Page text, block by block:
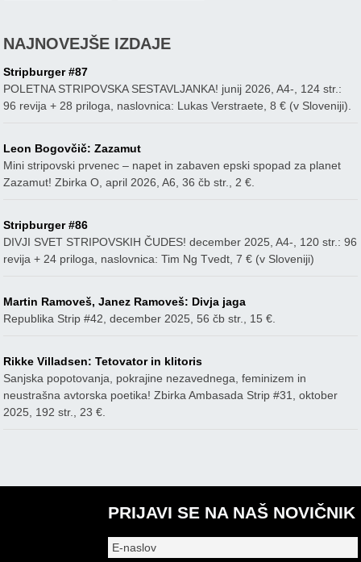
NAJNOVEJŠE IZDAJE
Stripburger #87
POLETNA STRIPOVSKA SESTAVLJANKA! junij 2026, A4-, 124 str.:
96 revija + 28 priloga, naslovnica: Lukas Verstraete, 8 € (v Sloveniji).
Leon Bogovčič: Zazamut
Mini stripovski prvenec – napet in zabaven epski spopad za planet
Zazamut! Zbirka O, april 2026, A6, 36 čb str., 2 €.
Stripburger #86
DIVJI SVET STRIPOVSKIH ČUDES! december 2025, A4-, 120 str.: 96
revija + 24 priloga, naslovnica: Tim Ng Tvedt, 7 € (v Sloveniji)
Martin Ramoveš, Janez Ramoveš: Divja jaga
Republika Strip #42, december 2025, 56 čb str., 15 €.
Rikke Villadsen: Tetovator in klitoris
Sanjska popotovanja, pokrajine nezavednega, feminizem in
neustrašna avtorska poetika! Zbirka Ambasada Strip #31, oktober
2025, 192 str., 23 €.
PRIJAVI SE NA NAŠ NOVIČNIK